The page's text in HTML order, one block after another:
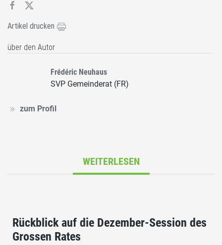
Artikel drucken
über den Autor
Frédéric Neuhaus
SVP Gemeinderat (FR)
zum Profil
WEITERLESEN
Rückblick auf die Dezember-Session des
Grossen Rates